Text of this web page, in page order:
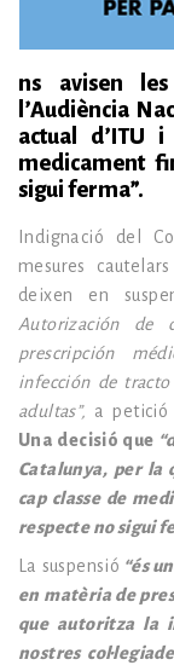
ns avisen
l’Audiència
actual d’ITU
medicament
sigui ferma”.
Indignació del
mesures
deixen en
Autorización de
prescripción
infección de
adultas”, a petició
Una decisió que
Catalunya, per la
cap classe de
respecte no sigui
La suspensió “és
en matèria de
que autoritza la
nostres